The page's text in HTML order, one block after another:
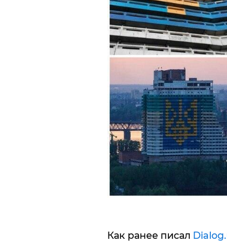
Как ранее писал